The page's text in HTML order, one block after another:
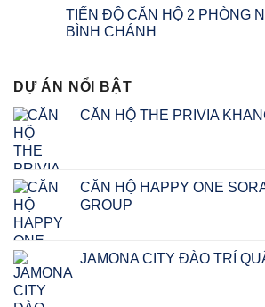
TIẾN ĐỘ CĂN HỘ 2 PHÒNG
BÌNH CHÁNH
DỰ ÁN NỔI BẬT
CĂN HỘ THE PRIVIA
CĂN HỘ HAPPY ONE
GROUP
là:
tại
JAMONA CITY ĐÀO TRÍ